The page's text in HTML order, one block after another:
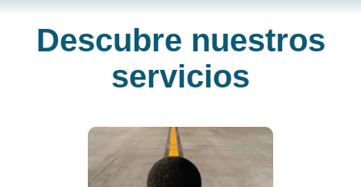
Descubre nuestros
servicios